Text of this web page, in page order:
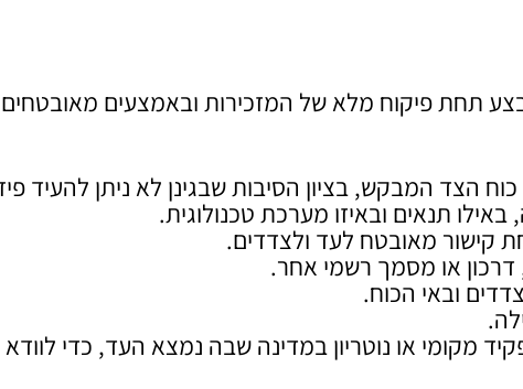
תחת פיקוח מלא של המזכירות ובאמצעים
הצד המבקש, בציון הסיבות שבגינן לא ניתן להעיד
תנאים ובאיזו מערכת טכנולוגית.
קישור מאובטח לעד ולצדדים.
או מסמך רשמי אחר.
ובאי הכוח.
מקומי או נוטריון במדינה שבה נמצא העד, כדי